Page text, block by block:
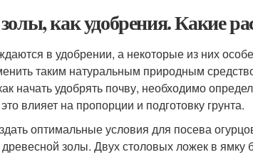
как удобрения. Какие
в удобрении, а некоторые из них
таким натуральным природным
начать удобрять почву, необходимо
влияет на пропорции и подготовку грунта.
оптимальные условия для посева
древесной золы. Двух столовых ложек в ямку